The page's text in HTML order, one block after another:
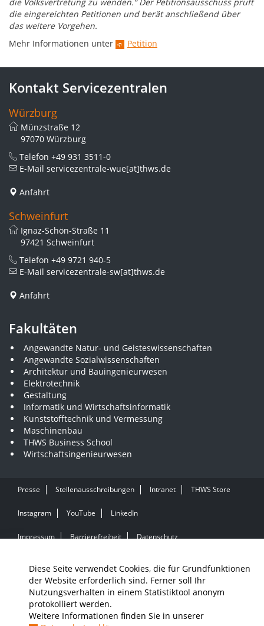
Diese Seite verwendet Cookies, die für Grundfunktionen
der Website erforderlich sind. Ferner soll Ihr
Nutzungsverhalten in einem Statistiktool anonym
protokolliert werden.
Weitere Informationen finden Sie in unserer
die eingereichten Petitionen und berät anschließend über
das weitere Vorgehen.
Mehr Informationen unter
Petition
Kontakt Servicezentralen
Würzburg
Münzstraße 12
97070 Würzburg
Telefon +49 931 3511-0
E-Mail servicezentrale-wue[at]thws.de
Anfahrt
Schweinfurt
Ignaz-Schön-Straße 11
97421 Schweinfurt
Telefon +49 9721 940-5
E-Mail servicezentrale-sw[at]thws.de
Anfahrt
Fakultäten
Angewandte Natur- und Geisteswissenschaften
Angewandte Sozialwissenschaften
Architektur und Bauingenieurwesen
Elektrotechnik
Gestaltung
Informatik und Wirtschaftsinformatik
Kunststofftechnik und Vermessung
Maschinenbau
THWS Business School
Wirtschaftsingenieurwesen
Presse Stellenausschreibungen Intranet THWS Store
Instagram YouTube LinkedIn
Impressum Barrierefreiheit Datenschutz